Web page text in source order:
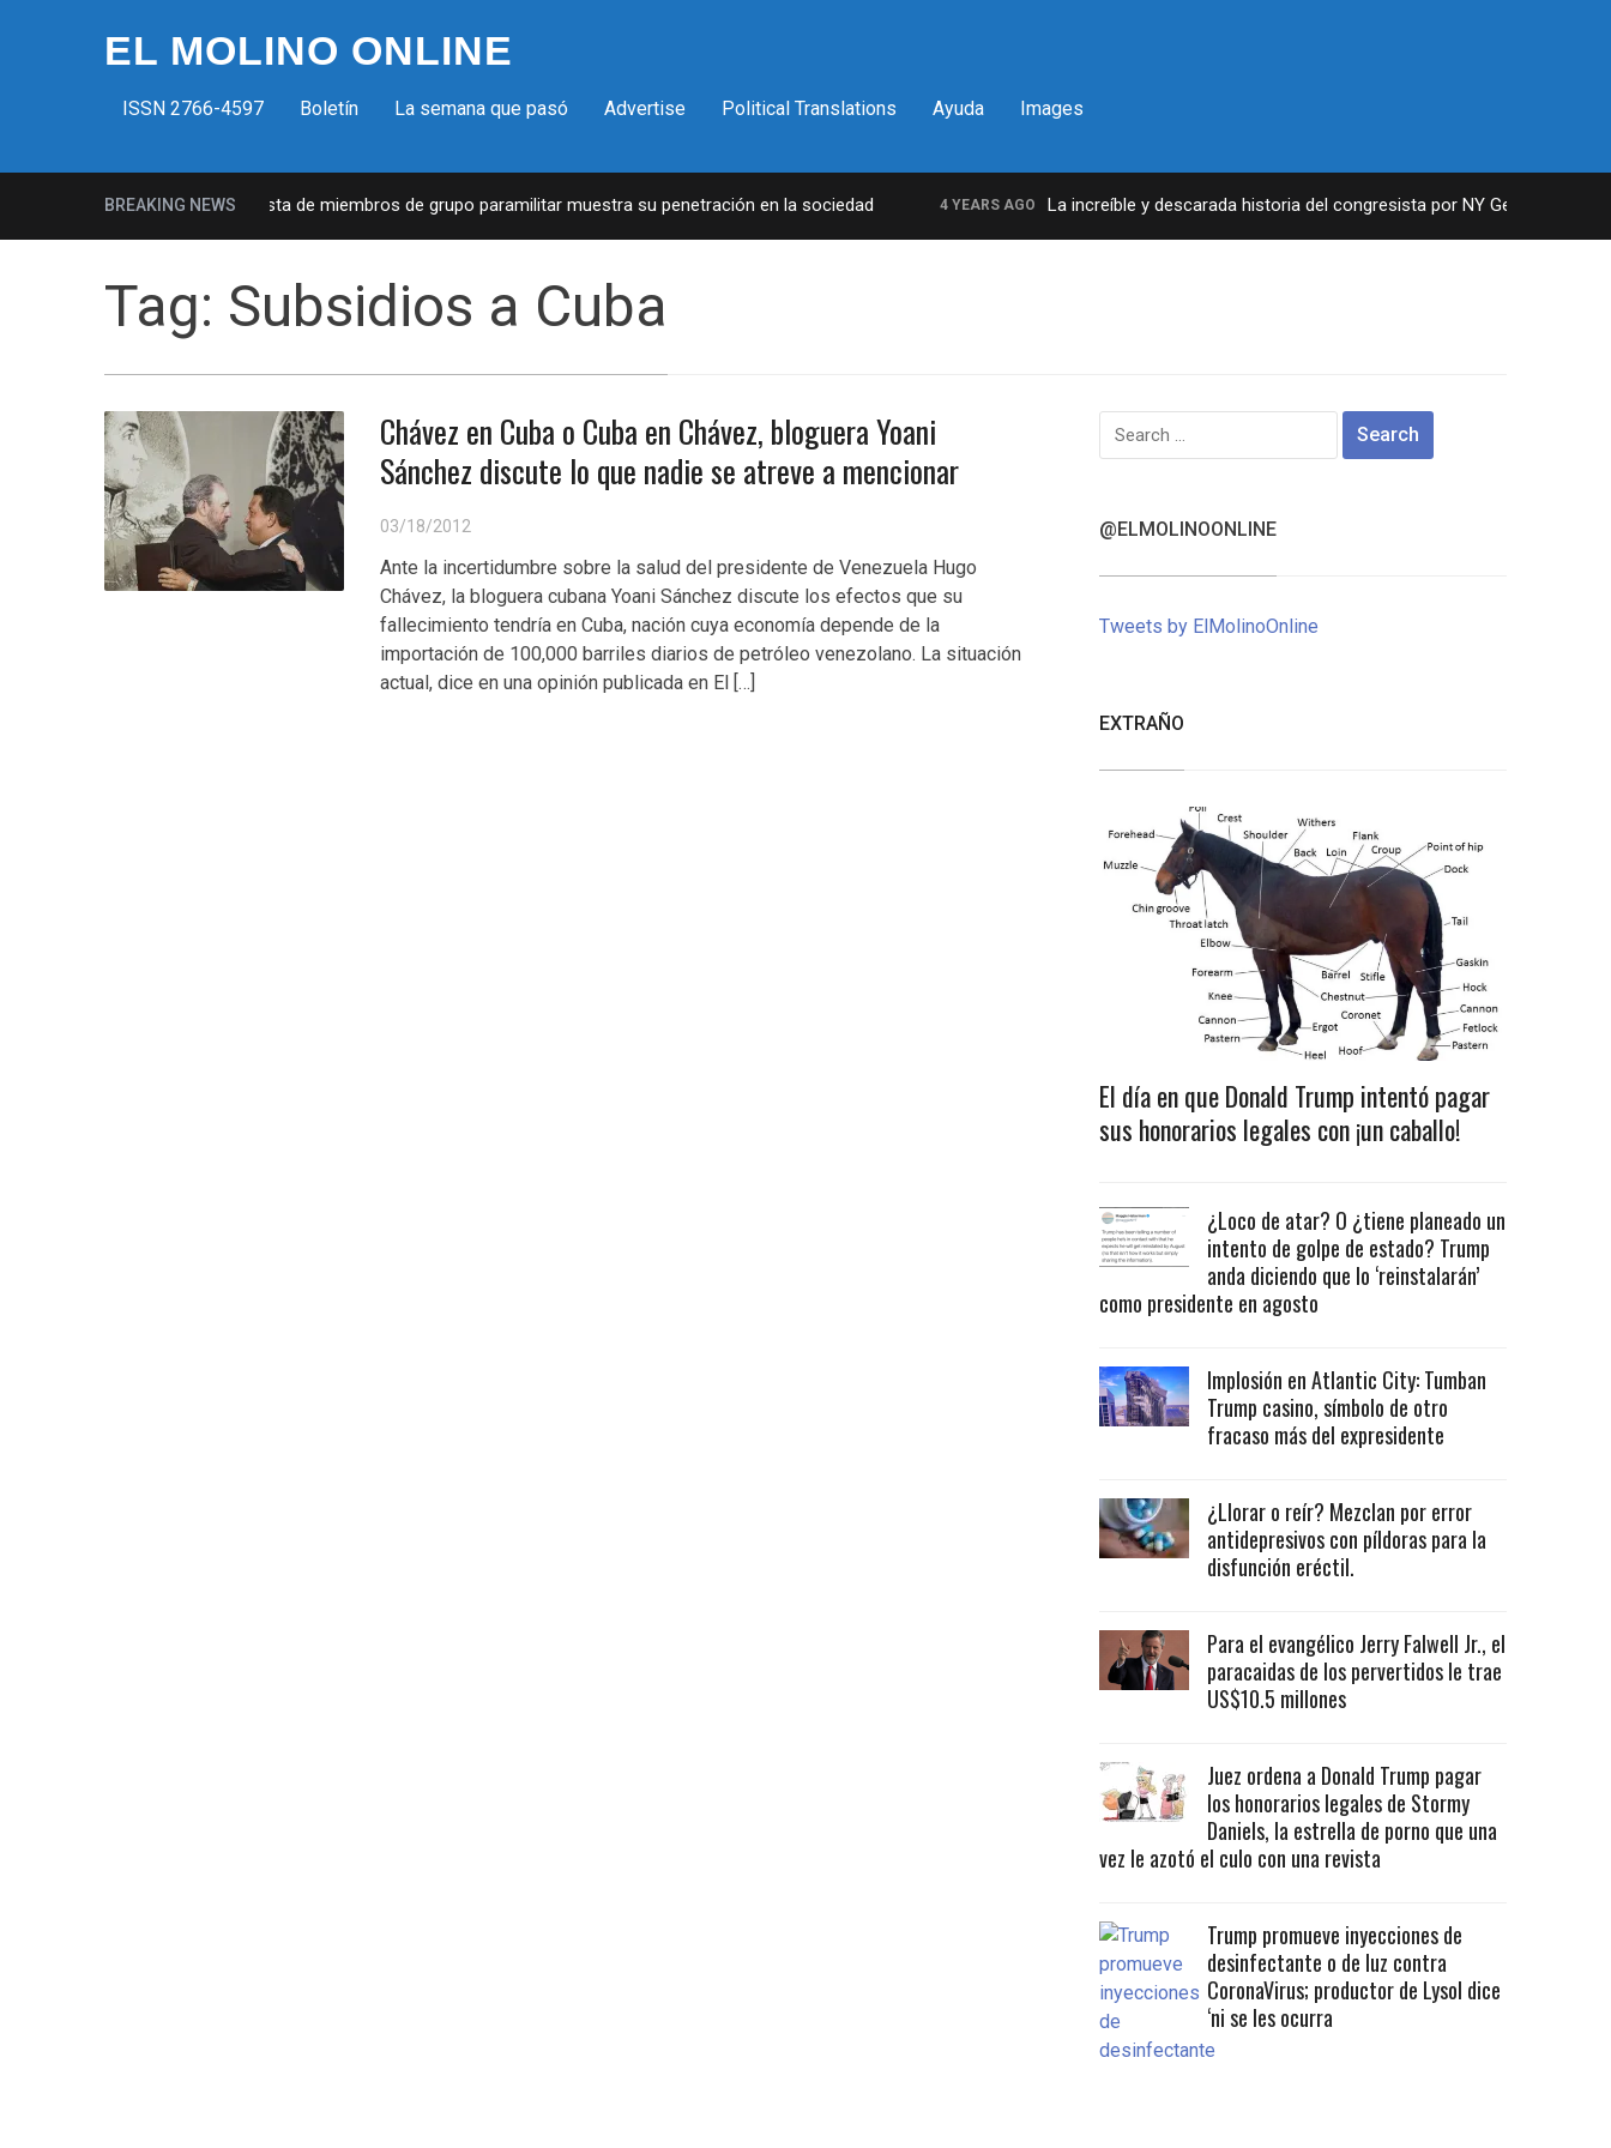
EL MOLINO ONLINE
ISSN 2766-4597 Boletín La semana que pasó Advertise Political Translations Ayuda Images
BREAKING NEWS
Milicias fascistas en EUA: Lista de miembros de grupo paramilitar muestra su penetración en la sociedad 4 YEARS AGO La increíble y descarada historia del congresista por NY George Santos
Tag: Subsidios a Cuba
Chávez en Cuba o Cuba en Chávez, bloguera Yoani
Sánchez discute lo que nadie se atreve a mencionar
03/18/2012
Ante la incertidumbre sobre la salud del presidente de Venezuela Hugo
Chávez, la bloguera cubana Yoani Sánchez discute los efectos que su
fallecimiento tendría en Cuba, nación cuya economía depende de la
importación de 100,000 barriles diarios de petróleo venezolano. La situación
actual, dice en una opinión publicada en El […]
Search
for:
@ELMOLINOONLINE
Tweets by ElMolinoOnline
EXTRAÑO
El día en que Donald Trump intentó pagar
sus honorarios legales con ¡un caballo!
¿Loco de atar? O ¿tiene planeado un
intento de golpe de estado? Trump
anda diciendo que lo ‘reinstalarán’
como presidente en agosto
Implosión en Atlantic City: Tumban
Trump casino, símbolo de otro
fracaso más del expresidente
¿Llorar o reír? Mezclan por error
antidepresivos con píldoras para la
disfunción eréctil.
Para el evangélico Jerry Falwell Jr., el
paracaidas de los pervertidos le trae
US$10.5 millones
Juez ordena a Donald Trump pagar
los honorarios legales de Stormy
Daniels, la estrella de porno que una
vez le azotó el culo con una revista
Trump promueve inyecciones de
desinfectante o de luz contra
CoronaVirus; productor de Lysol dice
‘ni se les ocurra